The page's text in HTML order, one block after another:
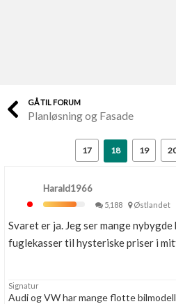
Finn håndverkere
Skaff dokumentasjon som mangler
Kundeservice
Få svar på det du lurer på
Se din bolig? Klikk her
GÅ TIL FORUM
Planløsning og Fasade
17 18 19
Harald1966
5,188
Østlandet
Svaret er ja. Jeg ser mange
fuglekasser til hysteriske priser i
Signatur
Audi og VW har mange flotte